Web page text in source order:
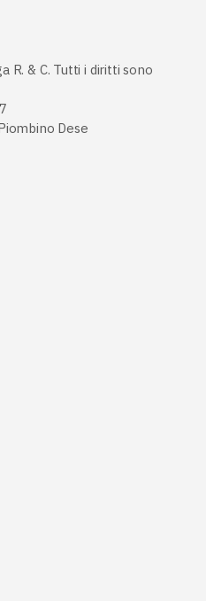
R. & C. Tutti i diritti sono
Dese